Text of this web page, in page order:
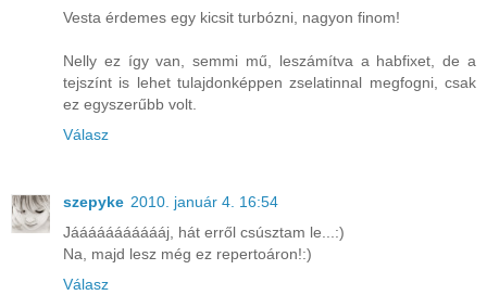
Vesta érdemes egy kicsit turbózni, nagyon finom!
Nelly ez így van, semmi mű, leszámítva a habfixet, de a
tejszínt is lehet tulajdonképpen zselatinnal megfogni, csak
ez egyszerűbb volt.
Válasz
szepyke 2010. január 4. 16:54
Jáááááááááááj, hát erről csúsztam le...:)
Na, majd lesz még ez repertoáron!:)
Válasz